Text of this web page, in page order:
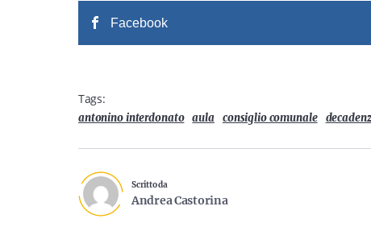
Facebook
Tags:
antonino interdonato aula consiglio comunale
Scritto da
Andrea Castorina